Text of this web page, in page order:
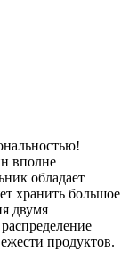
вполне
обладает
хранить большое
двумя
продуктов.